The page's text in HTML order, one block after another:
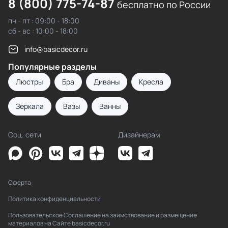
бесплатно по России
пн - пт : 09:00 - 18:00
сб - вс : 10:00 - 18:00
info@basicdecor.ru
Популярные разделы
Люстры Бра Диваны Кресла
Зеркала Вазы Ванны
Соц. сети Дизайнерам
Оферта
Политика конфиденциальности
Пользовательское Соглашение на заимствование и размещение
материалов на Сайте basicdecor.ru